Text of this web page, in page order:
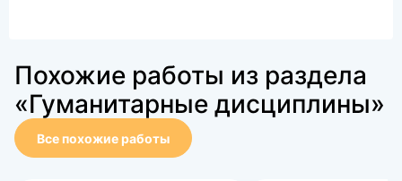
Похожие работы из раздела
«Гуманитарные дисциплины»
Все похожие работы